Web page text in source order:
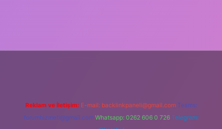
Reklam ve İletişim: E-mail: backlinkpaneli@gmail.com Teams:
forumhizmeti@gmail.com Whatsapp: 0262 606 0 726 Telegram: